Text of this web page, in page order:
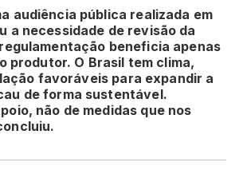
audiência pública realizada em
a necessidade de revisão da
beneficia apenas
produtor. O Brasil tem clima,
favoráveis para expandir a
de forma sustentável.
não de medidas que nos